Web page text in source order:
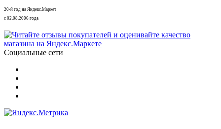
20-й год на Яндекс.Маркет
с 02.08.2006 года
Социальные сети